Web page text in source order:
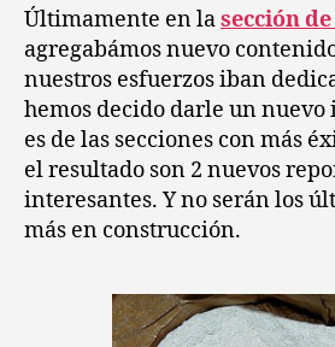
Últimamente en lasección
agregabámos nuevo
nuestros esfuerzos iban
hemos decido darle un nuevo
es de las secciones con más
el resultado son 2 nuevos
interesantes. Y no serán los
más en construcción.